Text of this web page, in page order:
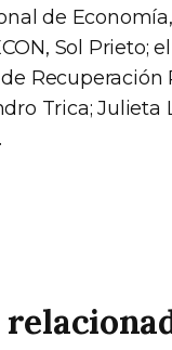
de
Sol Prieto;
Recuperación
Trica; Julieta